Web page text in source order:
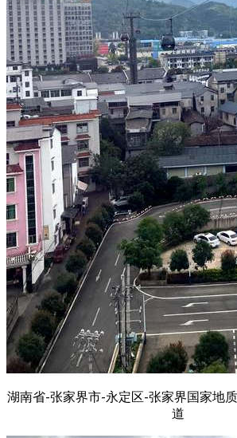
湖南省-张家界市-永定区-张家界国家地
道